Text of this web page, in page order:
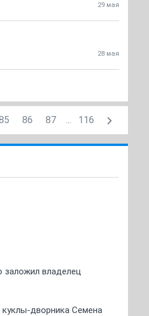
29 мая
28 мая
86 87 ... 116
заложил владелец
куклы-дворника Семена